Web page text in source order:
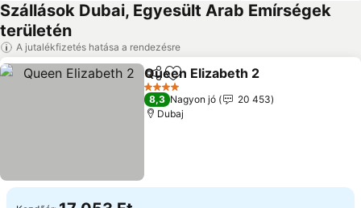
Szállások Dubai, Egyesült Arab Emírségek
területén
A jutalékfizetés hatása a rendezésre
Megosztás
Hozzáadás a kedvencekhez
Queen Elizabeth 2
4 Kategória
8,3 Nagyon jó
20 453
Dubaj